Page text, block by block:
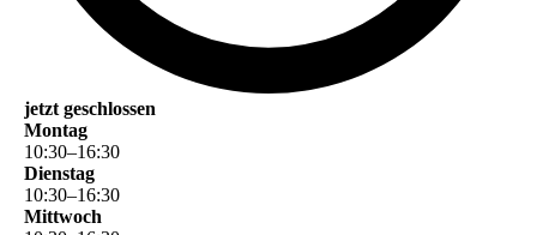
jetzt geschlossen
Montag
10:30–16:30
Dienstag
10:30–16:30
Mittwoch